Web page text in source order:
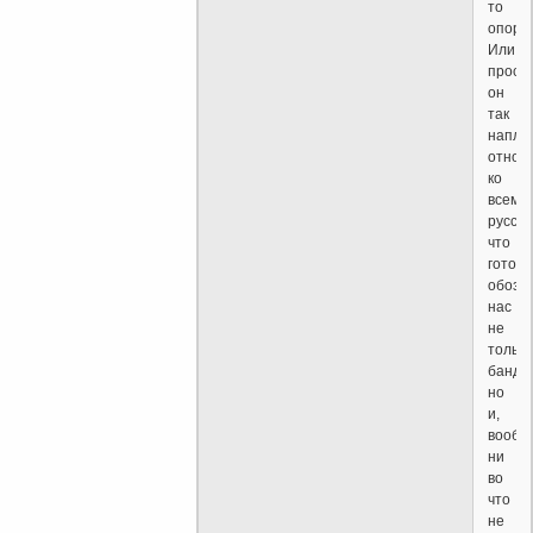
то
опора.
Или
он
так
ко
всему
что
готов
нас
не
только
но
и,
ни
во
что
не